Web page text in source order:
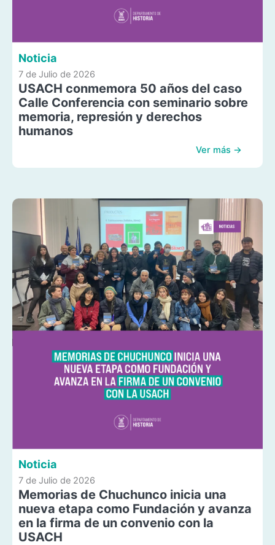
Noticia
7 de Julio de 2026
USACH conmemora 50 años del caso
Calle Conferencia con seminario sobre
memoria, represión y derechos
humanos
Ver más →
Noticia
7 de Julio de 2026
Memorias de Chuchunco inicia una
nueva etapa como Fundación y avanza
en la firma de un convenio con la
USACH